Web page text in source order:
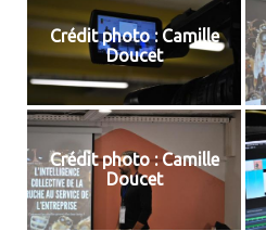
Crédit photo : Camille
Doucet
Crédit photo : Camille
Doucet